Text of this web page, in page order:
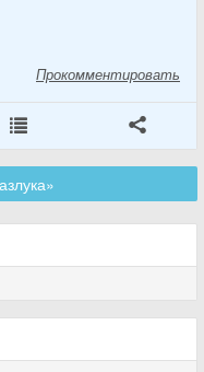
Прокомментировать